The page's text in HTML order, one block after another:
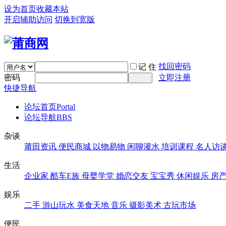
设为首页收藏本站
开启辅助访问 切换到宽版
记 住 找回密码
密码
立即注册
快捷导航
论坛首页Portal
论坛导航BBS
杂谈
莆田资讯 便民商城 以物易物 闲聊灌水 培训课程 名人访
生活
企业家 酷车E族 母婴学堂 婚恋交友 宝宝秀 休闲娱乐 房
娱乐
二手 游山玩水 美食天地 音乐 摄影美术 古玩市场
便民